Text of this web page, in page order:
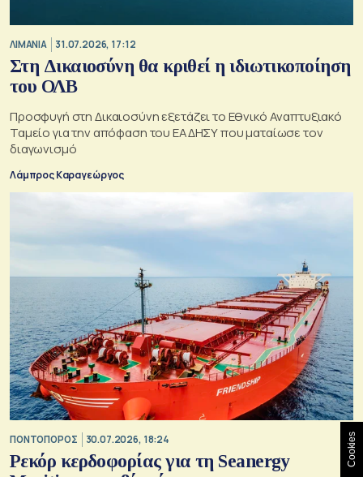
ΛΙΜΑΝΙΑ 31.07.2026, 17:12
Στη Δικαιοσύνη θα κριθεί η ιδιωτικοποίηση
του ΟΛΒ
Προσφυγή στη Δικαιοσύνη εξετάζει το Εθνικό Αναπτυξιακό
Ταμείο για την απόφαση του ΕΑΔΗΣΥ που ματαίωσε τον
διαγωνισμό
Λάμπρος Καραγεώργος
ΠΟΝΤΟΠΟΡΟΣ 30.07.2026, 18:24
Ρεκόρ κερδοφορίας για τη Seanergy
Cookies